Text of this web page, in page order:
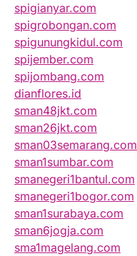
spigianyar.com
spigrobongan.com
spigunungkidul.com
spijember.com
spijombang.com
dianflores.id
sman48jkt.com
sman26jkt.com
sman03semarang.com
sman1sumbar.com
smanegeri1bantul.com
smanegeri1bogor.com
sman1surabaya.com
sman6jogja.com
sma1magelang.com